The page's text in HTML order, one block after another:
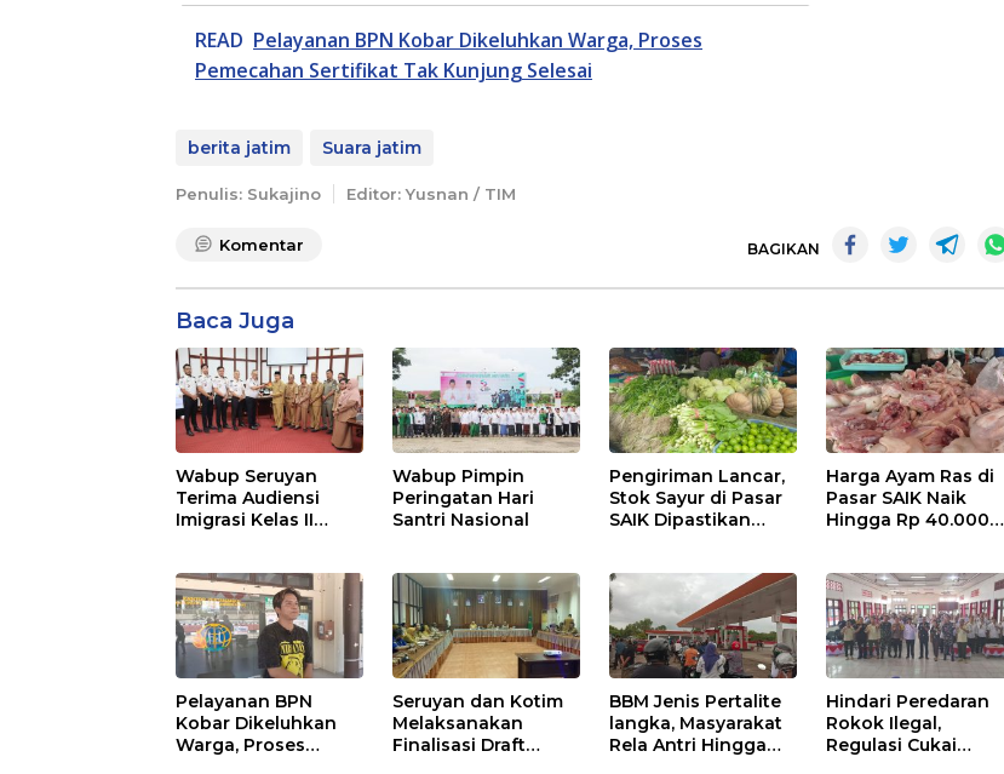
READ Pelayanan BPN Kobar Dikeluhkan Warga, Proses
Pemecahan Sertifikat Tak Kunjung Selesai
berita jatim Suara jatim
Penulis: Sukajino Editor: Yusnan / TIM
Komentar BAGIKAN
Baca Juga
Wabup Seruyan
Terima Audiensi
Imigrasi Kelas II
Wabup Pimpin
Peringatan Hari
Santri Nasional
Pengiriman Lancar,
Stok Sayur di Pasar
SAIK Dipastikan
Harga Ayam Ras di
Pasar SAIK Naik
Hingga Rp 40.000
Pelayanan BPN
Kobar Dikeluhkan
Warga, Proses
Seruyan dan Kotim
Melaksanakan
Finalisasi Draft
BBM Jenis Pertalite
langka, Masyarakat
Rela Antri Hingga
Hindari Peredaran
Rokok Ilegal,
Regulasi Cukai